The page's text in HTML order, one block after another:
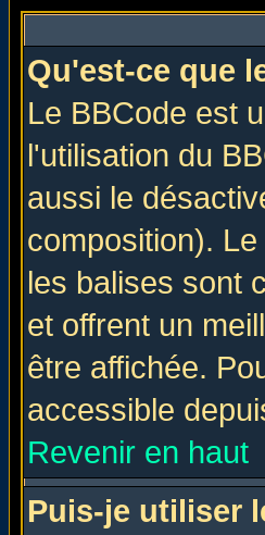
Qu'est-ce que
Le BBCode est
l'utilisation du
aussi le
composition).
les balises sont
et offrent un
être affichée.
accessible
Revenir en haut
Puis-je utiliser